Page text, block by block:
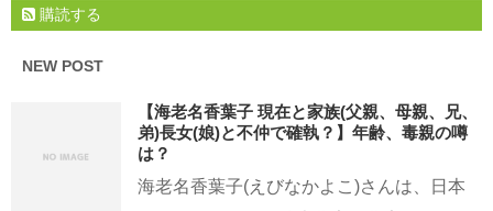
購読する
NEW POST
【海老名香葉子 現在と家族(父親、母親、兄、
弟)長女(娘)と不仲で確執？】年齢、毒親の噂
は？
海老名香葉子(えびなかよこ)さんは、日本